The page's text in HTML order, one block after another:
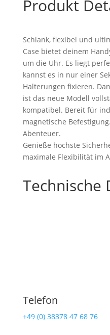
Produkt
Schlank, flexibel und
Case bietet deinem
um die Uhr. Es liegt
kannst es in nur einer
Halterungen fixieren.
ist das neue Modell
kompatibel. Bereit für
magnetische
Abenteuer.
Genieße höchste
maximale Flexibilität im
Technische
Telefon
+49 (0) 38378 47 68 76